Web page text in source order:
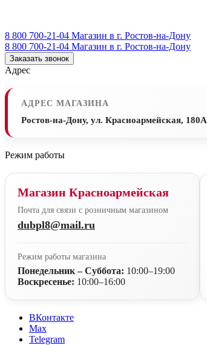
8 800 700-21-04 Магазин в г. Ростов-на-Дону
8 800 700-21-04 Магазин в г. Ростов-на-Дону
Заказать звонок
Адрес
АДРЕС МАГАЗИНА
Ростов-на-Дону, ул. Красноармейская, 180А
Режим работы
Магазин Красноармейская
Почта для связи с розничным магазином
dubpl8@mail.ru
Режим работы магазина
Понедельник – Суббота: 10:00–19:00
Воскресенье: 10:00–16:00
ВКонтакте
Max
Telegram